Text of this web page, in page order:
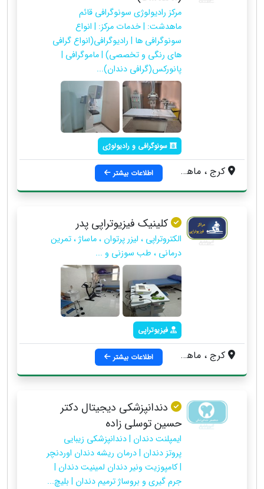
مرکز رادیولوژی سونوگرافی قائم
ماهدشت: | خدمات مرکز: | انواع
سونوگرافی ها | رادیوگرافی(انواع گرافی
های رنگی و تخصصی) | ماموگرافی |
پانورکس(گرافی دندان)...
سونوگرافی و رادیولوژی
کرج ، ماهدشت ، بلوار امام خمینی ، روبروی بانک ملی ، جنب داروخانه شبانه روزی(دکتر فعله گری) ، کوچه شهید محمدی اطلاعات بیشتر
کلینیک فیزیوتراپی پدر
الکتروتراپی ، لیزر پرتوان ، ماساژ ، تمرین
درمانی ، طب سوزنی و ...
فیزیوتراپی
کرج ، ماهدشت ، بلوار امام خمینی ، نرسیده به بانک ملی ، کوچه نجفی ، ساختمان پزشکان شهید ترابی اطلاعات بیشتر
دندانپزشکی دیجیتال دکتر
حسین توسلی زاده
ایمپلنت دندان | دندانپزشکی زیبایی
پروتز دندان | درمان ریشه دندان اوردنچر
| کامپوزیت ونیر دندان لمینیت دندان |
جرم گیری و بروساژ ترمیم دندان | بلیچ...